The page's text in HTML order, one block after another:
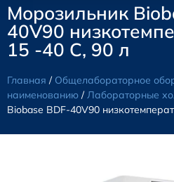
Морозильник
40V90
15 -40 С, 90 л
Главная / Общелабораторное
наименованию /Лабораторные
Biobase BDF-40V90